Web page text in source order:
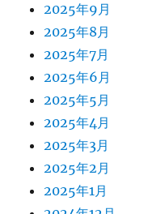
2025年9月
2025年8月
2025年7月
2025年6月
2025年5月
2025年4月
2025年3月
2025年2月
2025年1月